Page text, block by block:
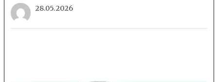
28.05.2026